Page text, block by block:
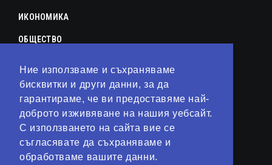
Ние използваме и съхраняваме
бисквитки и други данни, за да
гарантираме, че ви предоставяме най-
доброто изживяване на нашия уебсайт.
С използването на сайта вие се
съгласявате да съхраняваме и
обработваме вашите данни.
ИКОНОМИКА
ОБЩЕСТВО
КУЛТУРА
ЛАЙФСТАЙЛ
ТЕХНОЛОГИИ
АНАЛИЗИ